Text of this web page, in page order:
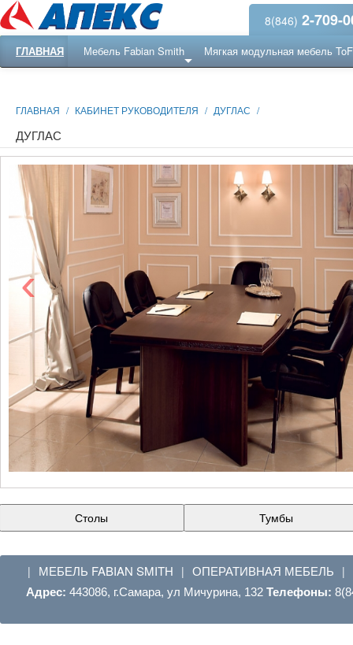
8(846) 2-709-
ГЛАВНАЯ Мебель Fabian Smith Мягкая модульная мебель
ГЛАВНАЯ / КАБИНЕТ РУКОВОДИТЕЛЯ / ДУГЛАС /
ДУГЛАС
‹
Столы Тумбы
| МЕБЕЛЬ FABIAN SMITH | ОПЕРАТИВНАЯ МЕБЕЛЬ |
Адрес: 443086, г.Самара, ул Мичурина, 132 Телефоны: